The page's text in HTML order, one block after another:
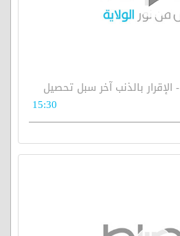
مصباح الهداية 307 - الإقرار بالذنب آخر سبل تحصيل
15:30